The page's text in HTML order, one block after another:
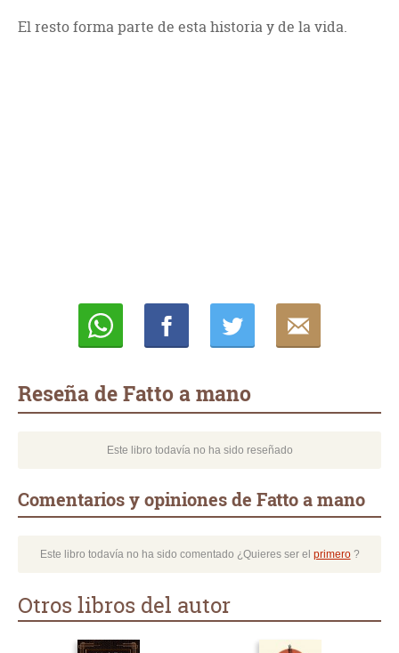
El resto forma parte de esta historia y de la vida.
Reseña de Fatto a mano
Este libro todavía no ha sido reseñado
Comentarios y opiniones de Fatto a mano
Este libro todavía no ha sido comentado ¿Quieres ser el primero?
Otros libros del autor